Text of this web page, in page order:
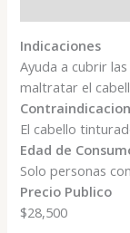
Indicaciones
Ayuda a cubrir
maltratar el
El cabello
Edad de
Solo personas
Precio Publico
$28,500